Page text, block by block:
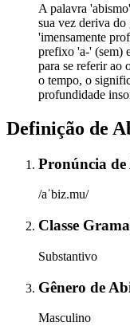
A palavra
sua vez deriva
'imensamente
prefixo 'a-' (sem)
para se referir ao
o tempo, o
profundidade
Definição de
Pronúncia de
/aˈbiz.mu/
Classe
Substantivo
Gênero de
Masculino